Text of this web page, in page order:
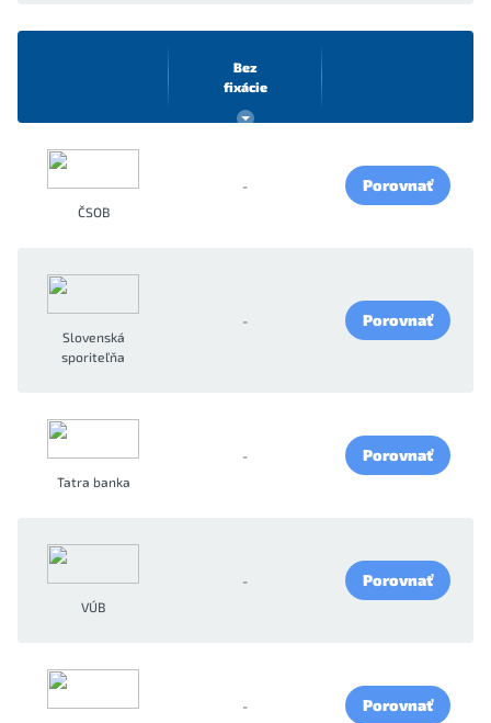
Bez
fixácie
ČSOB
- Porovnať
Slovenská
sporiteľňa
- Porovnať
Tatra banka
- Porovnať
VÚB
- Porovnať
- Porovnať